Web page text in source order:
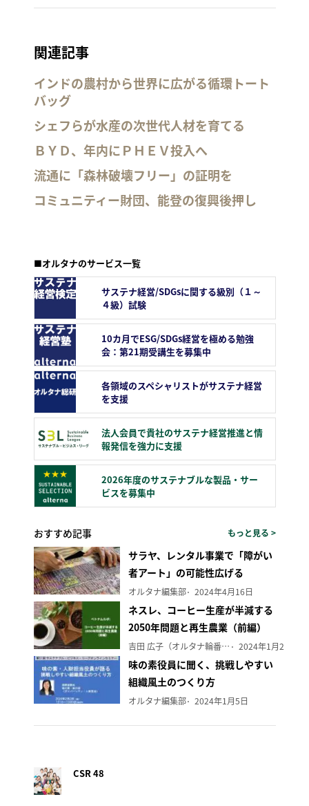
関連記事
インドの農村から世界に広がる循環トート
バッグ
シェフらが水産の次世代人材を育てる
ＢＹＤ、年内にＰＨＥＶ投入へ
流通に「森林破壊フリー」の証明を
コミュニティー財団、能登の復興後押し
■オルタナのサービス一覧
サステナ経営/SDGsに関する級別（１～
４級）試験
10カ月でESG/SDGs経営を極める勉強
会：第21期受講生を募集中
各領域のスペシャリストがサステナ経営
を支援
法人会員で貴社のサステナ経営推進と情
報発信を強力に支援
2026年度のサステナブルな製品・サー
ビスを募集中
おすすめ記事 もっと見る >
サラヤ、レンタル事業で「障がい
者アート」の可能性広げる
オルタナ編集部 2024年4月16日
ネスレ、コーヒー生産が半減する
2050年問題と再生農業（前編）
吉田 広子（オルタナ輪番編集長） 2024年1月29日
味の素役員に聞く、挑戦しやすい
組織風土のつくり方
オルタナ編集部 2024年1月5日
CSR 48